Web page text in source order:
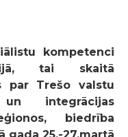
kompetenci
tai skaitā
par Trešo valstu
integrācijas
biedrība